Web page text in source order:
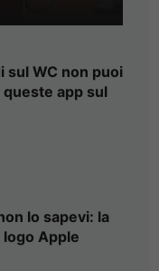
sul WC non puoi
app sul
lo sapevi: la
Apple